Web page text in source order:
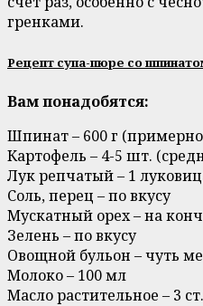
гренками.
Рецепт супа-пюре со
Вам понадобятся:
Шпинат – 600 г
Картофель – 4-5 шт.
Лук репчатый – 1
Соль, перец – по вкусу
Мускатный орех – на
Зелень – по вкусу
Овощной бульон – чуть
Молоко – 100 мл
Масло растительное – 3